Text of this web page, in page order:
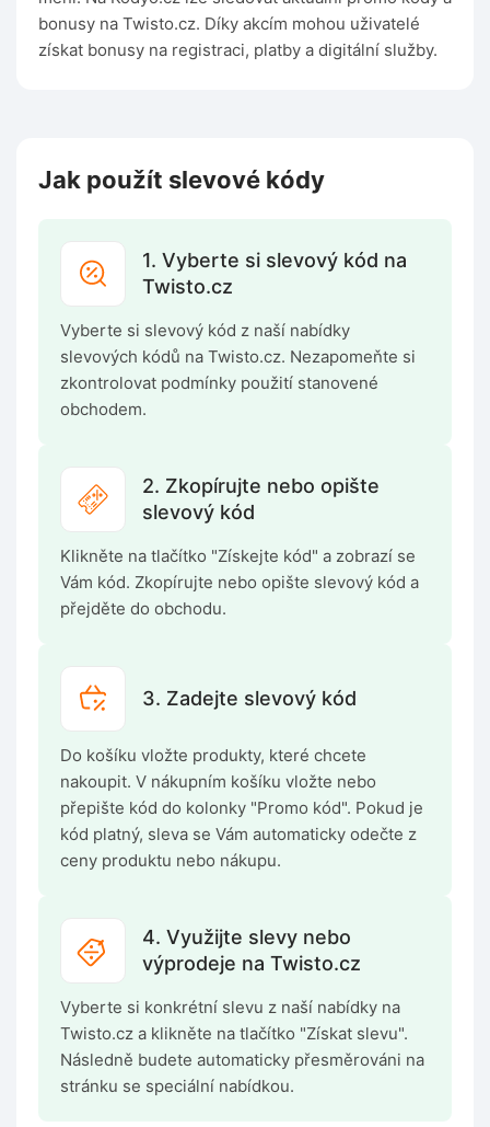
bonusy na Twisto.cz. Díky akcím mohou uživatelé
získat bonusy na registraci, platby a digitální služby.
Jak použít slevové kódy
1. Vyberte si slevový kód na
Twisto.cz
Vyberte si slevový kód z naší nabídky
slevových kódů na Twisto.cz. Nezapomeňte si
zkontrolovat podmínky použití stanovené
obchodem.
2. Zkopírujte nebo opište
slevový kód
Klikněte na tlačítko "Získejte kód" a zobrazí se
Vám kód. Zkopírujte nebo opište slevový kód a
přejděte do obchodu.
3. Zadejte slevový kód
Do košíku vložte produkty, které chcete
nakoupit. V nákupním košíku vložte nebo
přepište kód do kolonky "Promo kód". Pokud je
kód platný, sleva se Vám automaticky odečte z
ceny produktu nebo nákupu.
4. Využijte slevy nebo
výprodeje na Twisto.cz
Vyberte si konkrétní slevu z naší nabídky na
Twisto.cz a klikněte na tlačítko "Získat slevu".
Následně budete automaticky přesměrováni na
stránku se speciální nabídkou.